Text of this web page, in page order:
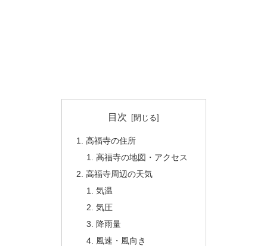
目次
高福寺の住所
高福寺の地図・アクセス
高福寺周辺の天気
気温
気圧
降雨量
風速・風向き